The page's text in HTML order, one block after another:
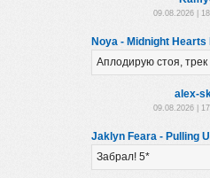
09.08.2026 |
Noya - Midnight Hearts
Аплодирую стоя,
alex-
09.08.2026 |
Jaklyn Feara - Pulling
Забрал! 5*